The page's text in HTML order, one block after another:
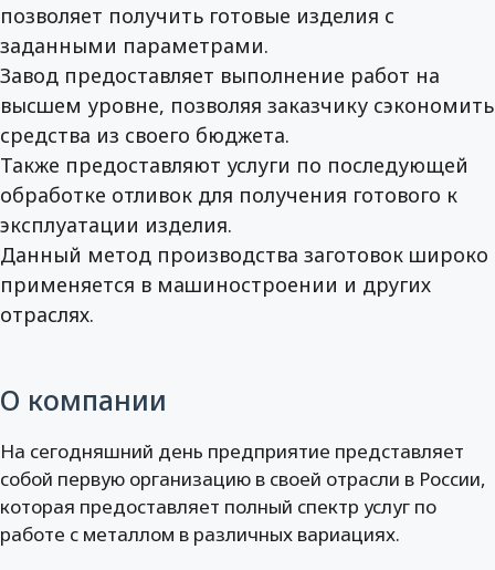
позволяет получить готовые изделия с
заданными параметрами.
Завод предоставляет выполнение работ на
высшем уровне, позволяя заказчику сэкономить
средства из своего бюджета.
Также предоставляют услуги по последующей
обработке отливок для получения готового к
эксплуатации изделия.
Данный метод производства заготовок широко
применяется в машиностроении и других
отраслях.
О компании
На сегодняшний день предприятие представляет
собой первую организацию в своей отрасли в России,
которая предоставляет полный спектр услуг по
работе с металлом в различных вариациях.